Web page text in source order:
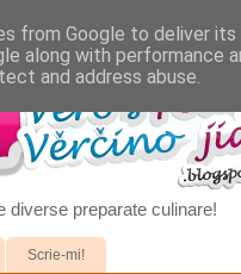
diverse preparate culinare!
Scrie-mi!
from Google to deliver
along with performance
and address abuse.